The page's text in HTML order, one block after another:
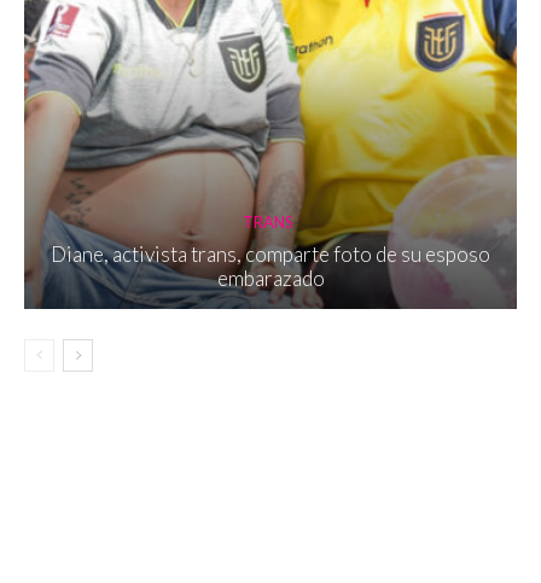
TRANS
Diane, activista trans, comparte foto de su esposo
embarazado